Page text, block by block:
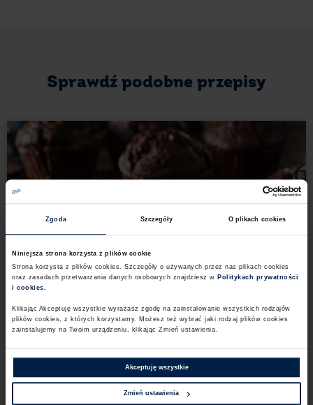
Zgoda Szczegóły O plikach cookies
Niniejsza strona korzysta z plików cookie
Strona korzysta z plików cookies. Szczegóły o używanych przez nas plikach cookies
oraz zasadach przetwarzania danych osobowych znajdziesz w Politykach prywatności
i cookies.​ ​
Klikając Akceptuję wszystkie wyrażasz zgodę na zainstalowanie wszystkich rodzajów
plików cookies,​ z których korzystamy. Możesz też wybrać jaki rodzaj plików cookies
zainstalujemy na Twoim urządzeniu,​ klikając Zmień ustawienia.​ ​
Akceptuję wszystkie
Zmień ustawienia
Sprawdź podobne przepisy
31 25 min 12 porcji Łatwe